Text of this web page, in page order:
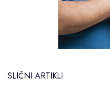
SLIČNI ARTIKLI